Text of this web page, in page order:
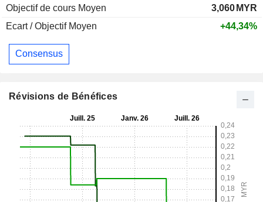
Objectif de cours Moyen
3,060 MYR
Ecart / Objectif Moyen
+44,34%
Consensus
Révisions de Bénéfices